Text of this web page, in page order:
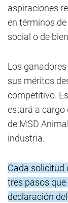
aspiraciones
en términos
social o de
Los
sus méritos
competitivo.
estará a cargo
de MSD
industria.
Cada solicitud
tres pasos
declaración